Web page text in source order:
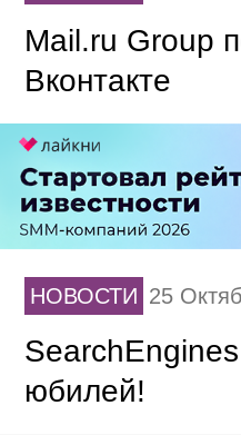
Mail.ru Group
Вконтакте
НОВОСТИ 25
юбилей!